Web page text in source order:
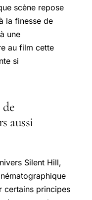
scène repose
la finesse de
une
au film cette
si
aussi
Silent Hill,
certains principes